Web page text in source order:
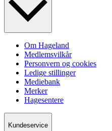
Om Hageland
Medlemsvilkår
Personvern og cookies
Ledige stillinger
Mediebank
Merker
Hagesentere
Kundeservice